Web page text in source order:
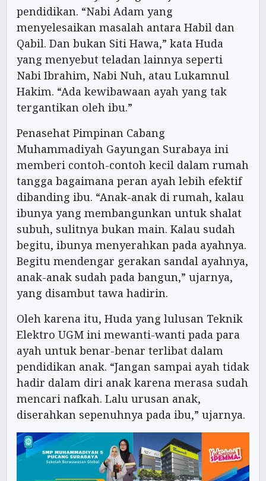
pendidikan. “Nabi Adam yang
menyelesaikan masalah antara Habil dan
Qabil. Dan bukan Siti Hawa,” kata Huda
yang menyebut teladan lainnya seperti
Nabi Ibrahim, Nabi Nuh, atau Lukamnul
Hakim. “Ada kewibawaan ayah yang tak
tergantikan oleh ibu.”
Penasehat Pimpinan Cabang
Muhammadiyah Gayungan Surabaya ini
memberi contoh-contoh kecil dalam rumah
tangga bagaimana peran ayah lebih efektif
dibanding ibu. “Anak-anak di rumah, kalau
ibunya yang membangunkan untuk shalat
subuh, sulitnya bukan main. Kalau sudah
begitu, ibunya menyerahkan pada ayahnya.
Begitu mendengar gerakan sandal ayahnya,
anak-anak sudah pada bangun,” ujarnya,
yang disambut tawa hadirin.
Oleh karena itu, Huda yang lulusan Teknik
Elektro UGM ini mewanti-wanti pada para
ayah untuk benar-benar terlibat dalam
pendidikan anak. “Jangan sampai ayah tidak
hadir dalam diri anak karena merasa sudah
mencari nafkah. Lalu urusan anak,
diserahkan sepenuhnya pada ibu,” ujarnya.